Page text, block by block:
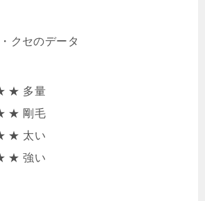
クセのデータ
★ 多量
★ 剛毛
★ 太い
★ 強い